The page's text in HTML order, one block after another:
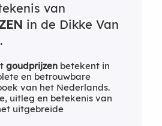
van
in de Dikke Van
goudprijzenbetekent in
en betrouwbare
van het Nederlands.
uitleg en betekenis van
uitgebreide